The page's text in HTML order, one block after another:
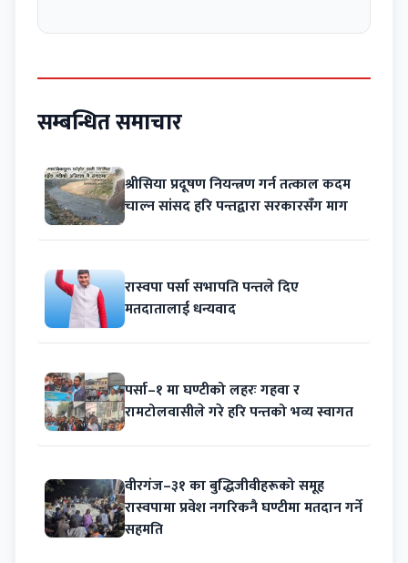
सम्बन्धित समाचार
श्रीसिया प्रदूषण नियन्त्रण गर्न तत्काल कदम
चाल्न सांसद हरि पन्तद्वारा सरकारसँग माग
रास्वपा पर्सा सभापति पन्तले दिए
मतदातालाई धन्यवाद
पर्सा–१ मा घण्टीको लहरः गहवा र
रामटोलवासीले गरे हरि पन्तको भव्य स्वागत
वीरगंज–३१ का बुद्धिजीवीहरूको समूह
रास्वपामा प्रवेश नगरिकनै घण्टीमा मतदान गर्ने
सहमति